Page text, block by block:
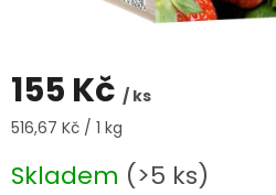
155 Kč / ks
Měrná
516,67 Kč / 1 kg
Skladem (>5 ks)